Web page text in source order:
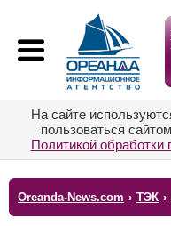
На сайте
пользоваться
Политикой
Oreanda-News.com › ТЭК ›